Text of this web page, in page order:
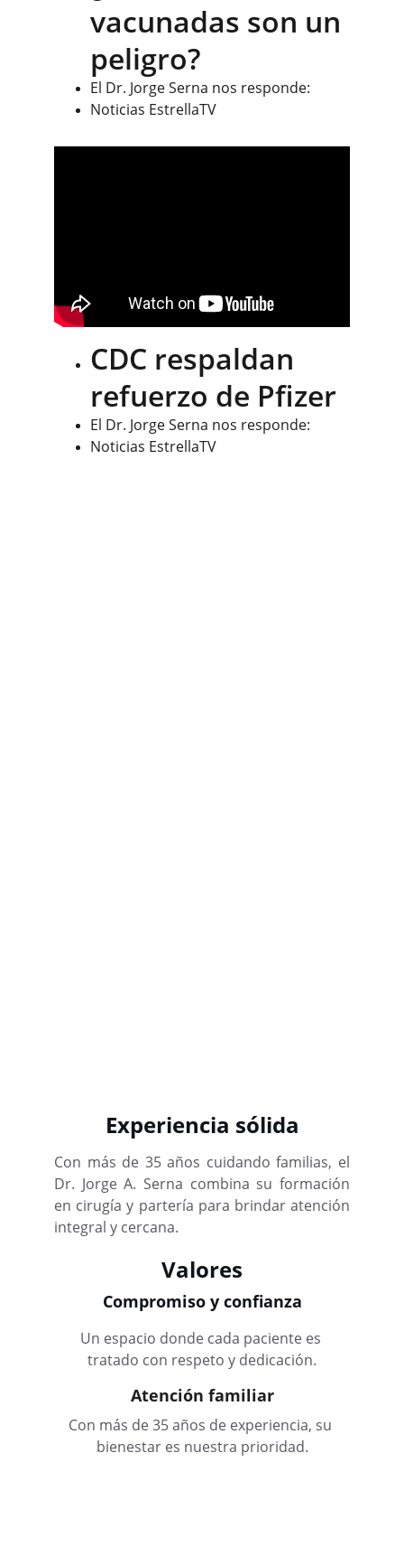
vacunadas son un
peligro?
El Dr. Jorge Serna nos responde:
Noticias EstrellaTV
CDC respaldan
refuerzo de Pfizer
El Dr. Jorge Serna nos responde:
Noticias EstrellaTV
Experiencia sólida
Con más de 35 años cuidando familias, el
Dr. Jorge A. Serna combina su formación
en cirugía y partería para brindar atención
integral y cercana.
Valores
Compromiso y confianza
Un espacio donde cada paciente es
tratado con respeto y dedicación.
Atención familiar
Con más de 35 años de experiencia, su
bienestar es nuestra prioridad.